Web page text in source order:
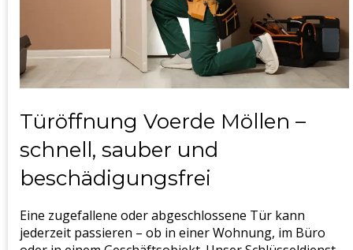
Türöffnung Voerde Möllen –
schnell, sauber und
beschädigungsfrei
Eine zugefallene oder abgeschlossene Tür kann
jederzeit passieren – ob in einer Wohnung, im Büro